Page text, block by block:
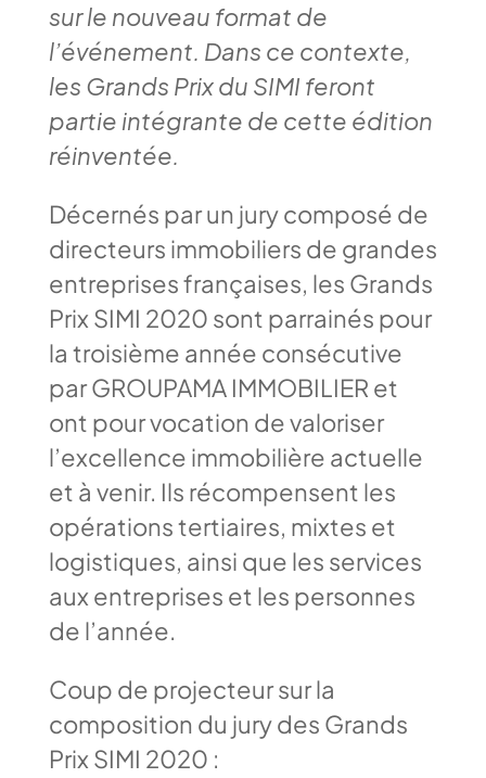
sur le nouveau format de
l’événement. Dans ce contexte,
les Grands Prix du SIMI feront
partie intégrante de cette édition
réinventée.
Décernés par un jury composé de
directeurs immobiliers de grandes
entreprises françaises, les Grands
Prix SIMI 2020 sont parrainés pour
la troisième année consécutive
par GROUPAMA IMMOBILIER et
ont pour vocation de valoriser
l’excellence immobilière actuelle
et à venir. Ils récompensent les
opérations tertiaires, mixtes et
logistiques, ainsi que les services
aux entreprises et les personnes
de l’année.
Coup de projecteur sur la
composition du jury des Grands
Prix SIMI 2020 :